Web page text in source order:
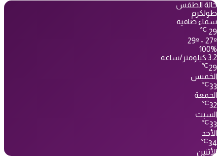
حالة الطقس
طولكرم
سماء صافية
29
℃
29º - 27º
100%
3.2 كيلومتر/ساعة
29
℃
الخميس
33
℃
الجمعة
32
℃
السبت
33
℃
الأحد
34
℃
الأثنين